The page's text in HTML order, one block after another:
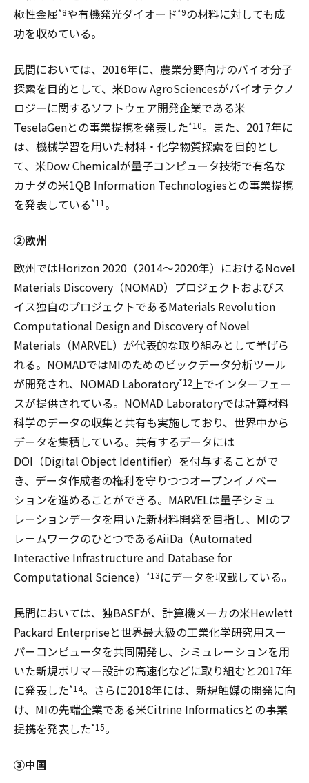
極性金属*8や有機発光ダイオード*9の材料に対しても成
功を収めている。
民間においては、2016年に、農業分野向けのバイオ分子
探索を目的として、米Dow AgroSciencesがバイオテクノ
ロジーに関するソフトウェア開発企業である米
TeselaGenとの事業提携を発表した*10。また、2017年に
は、機械学習を用いた材料・化学物質探索を目的とし
て、米Dow Chemicalが量子コンピュータ技術で有名な
カナダの米1QB Information Technologiesとの事業提携
を発表している*11 。
②欧州
欧州ではHorizon 2020（2014～2020年）におけるNovel
Materials Discovery（NOMAD）プロジェクトおよびス
イス独自のプロジェクトであるMaterials Revolution
Computational Design and Discovery of Novel
Materials（MARVEL）が代表的な取り組みとして挙げら
れる。NOMADではMIのためのビックデータ分析ツール
が開発され、NOMAD Laboratory*12上でインターフェー
スが提供されている。NOMAD Laboratoryでは計算材料
科学のデータの収集と共有も実施しており、世界中から
データを集積している。共有するデータには
DOI（Digital Object Identifier）を付与することがで
き、データ作成者の権利を守りつつオープンイノベー
ションを進めることができる。MARVELは量子シミュ
レーションデータを用いた新材料開発を目指し、MIのフ
レームワークのひとつであるAiiDa（Automated
Interactive Infrastructure and Database for
Computational Science）
*13にデータを収載している。
民間においては、独BASFが、計算機メーカの米Hewlett
Packard Enterpriseと世界最大級の工業化学研究用スー
パーコンピュータを共同開発し、シミュレーションを用
いた新規ポリマー設計の高速化などに取り組むと2017年
に発表した*14。さらに2018年には、新規触媒の開発に向
け、MIの先端企業である米Citrine Informaticsとの事業
提携を発表した*15。
③中国